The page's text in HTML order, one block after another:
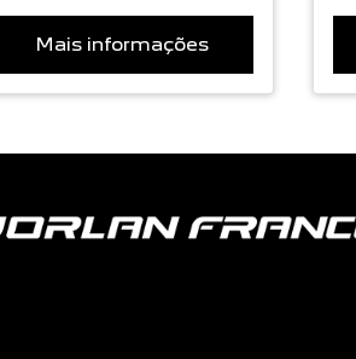
Mais informações